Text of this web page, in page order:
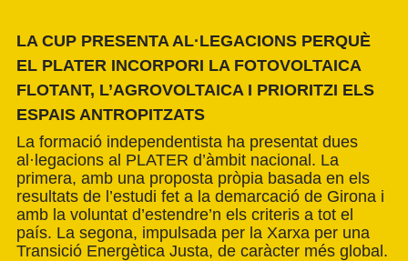
LA CUP PRESENTA AL·LEGACIONS PERQUÈ
EL PLATER INCORPORI LA FOTOVOLTAICA
FLOTANT, L’AGROVOLTAICA I PRIORITZI ELS
ESPAIS ANTROPITZATS
La formació independentista ha presentat dues
al·legacions al PLATER d’àmbit nacional. La
primera, amb una proposta pròpia basada en els
resultats de l’estudi fet a la demarcació de Girona i
amb la voluntat d’estendre’n els criteris a tot el
país. La segona, impulsada per la Xarxa per una
Transició Energètica Justa, de caràcter més global.